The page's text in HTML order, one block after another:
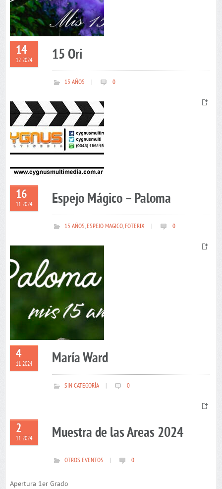
14
12 2024 15 Ori
15 AÑOS 0
16
11 2024 Espejo Mágico – Paloma
15 AÑOS,ESPEJO MAGICO,FOTERIX 0
4
11 2024 María Ward
SIN CATEGORÍA 0
2
11 2024 Muestra de las Areas 2024
OTROS EVENTOS 0
Apertura 1er Grado